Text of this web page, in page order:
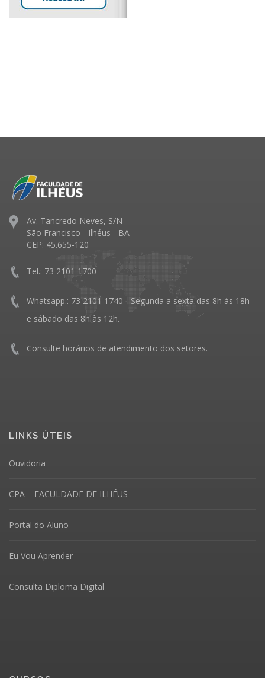
Av. Tancredo Neves, S/N
São Francisco - Ilhéus - BA
CEP: 45.655-120
Tel.: 73 2101 1700
Whatsapp.: 73 2101 1740 - Segunda a sexta das 8h às 18h
e sábado das 8h às 12h.
Consulte horários de atendimento dos setores.
LINKS ÚTEIS
Ouvidoria
CPA – FACULDADE DE ILHÉUS
Portal do Aluno
Eu Vou Aprender
Consulta Diploma Digital